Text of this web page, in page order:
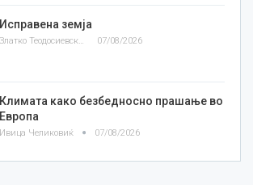
Исправена земја
Златко Теодосиевски 07/08/2026
Климата како безбедносно прашање во
Европа
Ивица Челиковиќ 07/08/2026